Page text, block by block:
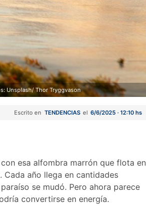
Unsplash/ Thor Tryggvason
Escrito en TENDENCIAS el 6/6/2025 · 12:10 hs
esa alfombra marrón que flota en
. Cada año llega en cantidades
se mudó. Pero ahora parece
convertirse en energía.